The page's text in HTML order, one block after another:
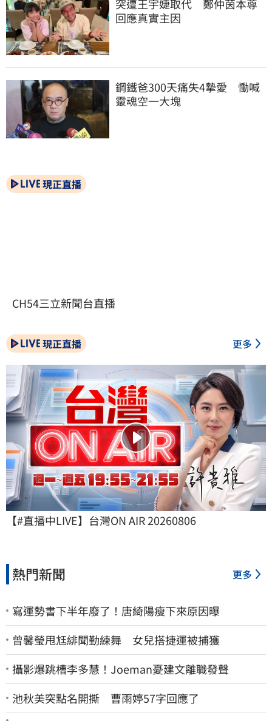
突遭王宇婕取代　鄭仲茵本尊
回應真實主因
鋼鐵爸300天痛失4摯愛　慟喊
靈魂空一大塊
現正直播
CH54三立新聞台直播
現正直播 更多
【#直播中LIVE】台灣ON AIR 20260806
熱門新聞 更多
寫運勢書下半年廢了！唐綺陽瘦下來原因曝
曾馨瑩甩尪緋聞勤練舞 女兒搭捷運被捕獲
攝影爆跳槽李多慧！Joeman憂建文離職發聲
池秋美突點名開撕 曹雨婷57字回應了